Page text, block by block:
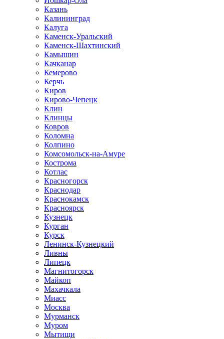
Казань
Калининград
Калуга
Каменск-Уральский
Каменск-Шахтинский
Камышин
Качканар
Кемерово
Керчь
Киров
Кирово-Чепецк
Клин
Клинцы
Ковров
Коломна
Колпино
Комсомольск-на-Амуре
Кострома
Котлас
Красногорск
Краснодар
Краснокамск
Красноярск
Кузнецк
Курган
Курск
Ленинск-Кузнецкий
Ливны
Липецк
Магнитогорск
Майкоп
Махачкала
Миасс
Москва
Мурманск
Муром
Мытищи